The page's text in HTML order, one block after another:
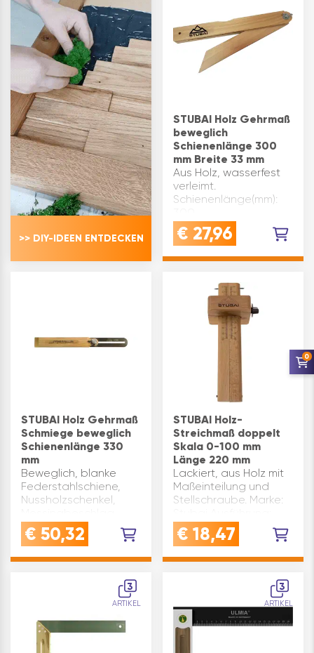
>> DIY-IDEEN ENTDECKEN
STUBAI Holz Gehrmaß
beweglich
Schienenlänge 300
mm Breite 33 mm
Aus Holz, wasserfest
verleimt.
Schienenlänge(mm):
Schenkelbreite(mm): 33
Marke: Stubai
€ 27,96
STUBAI Holz Gehrmaß
Schmiege beweglich
Schienenlänge 330
mm
Beweglich, blanke
Federstahlschiene,
Nussholzschenkel,
beidseitig.
Schenkellänge(mm):
Schienenlänge(mm):
Inhaltsangabe (ST): 1
€ 50,32
STUBAI Holz-
Streichmaß doppelt
Skala 0-100 mm
Länge 220 mm
Lackiert, aus Holz mit
Maßeinteilung und
Stellschraube. Marke:
doppelt Skala(mm): 0-
100 Inhaltsangabe
€ 18,47
3
ARTIKEL
3
ARTIKEL
0